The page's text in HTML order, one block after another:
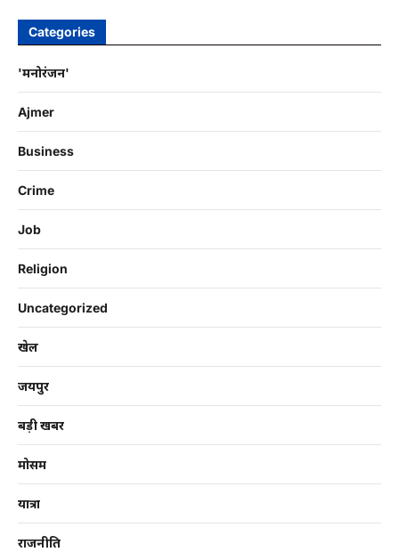
Categories
'मनोरंजन'
Ajmer
Business
Crime
Job
Religion
Uncategorized
खेल
जयपुर
बड़ी खबर
मोसम
यात्रा
राजनीति